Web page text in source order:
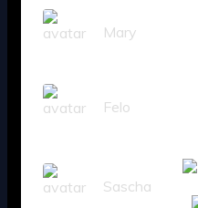
Mary
Felo
Sascha